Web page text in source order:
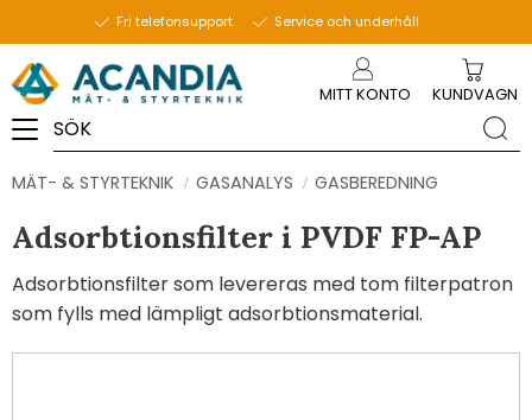
Fri telefonsupport Service och underhåll
MITT KONTO KUNDVAGN
MÄT- & STYRTEKNIK GASANALYS GASBEREDNING
Adsorbtionsfilter i PVDF FP-AP
Adsorbtionsfilter som levereras med tom filterpatron
som fylls med lämpligt adsorbtionsmaterial.